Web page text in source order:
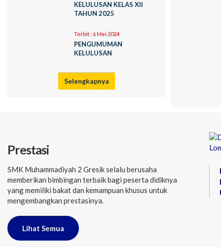
KELULUSAN KELAS XII
TAHUN 2025
Terbit : 6 Mei 2024
PENGUMUMAN
KELULUSAN
Selengkapnya
Prestasi
SMK Muhammadiyah 2 Gresik selalu berusaha
memberikan bimbingan terbaik bagi peserta didiknya
yang memiliki bakat dan kemampuan khusus untuk
mengembangkan prestasinya.
Lihat Semua